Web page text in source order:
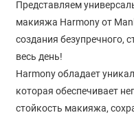
Представляем
макияжа Harmony от
создания безупречного,
весь день!
Harmony обладает
которая обеспечивает
стойкость макияжа,